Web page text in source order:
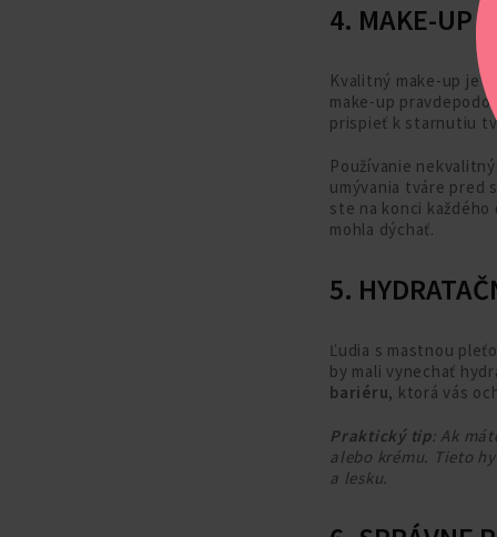
4. MAKE-UP
Kvalitný make-up je
make-up
prispieť k starnutiu
Používanie
umývania tváre pred
ste na konci
mohla dýchať.
5.
Ľudia s mastnou
by mali vynechať
bariéru, ktorá vás
Praktický tip: Ak
alebo krému. Tieto
a lesku.